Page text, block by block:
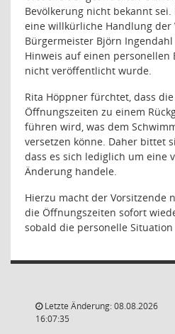
Bevölkerung nicht bekannt
eine willkürliche Handlung der
Bürgermeister Björn
Hinweis auf einen personellen
nicht veröffentlicht wurde.
Rita Höppner fürchtet, dass
Öffnungszeiten zu einem
führen wird, was dem
versetzen könne. Daher bittet
dass es sich lediglich um eine
Änderung handele.
Hierzu macht der Vorsitzende
die Öffnungszeiten sofort
sobald die personelle Situation
Letzte Änderung: 08.08.2026
16:07:35